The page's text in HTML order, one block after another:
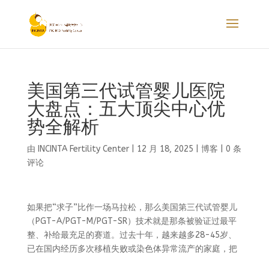
美国第三代试管婴儿医院
大盘点：五大顶尖中心优
势全解析
由 INCINTA Fertility Center| 12 月 18, 2025 博客
0 条
评论
如果把“求子”比作一场马拉松，那么美国第三代试管婴儿
（PGT-A/PGT-M/PGT-SR）技术就是那条被验证过最平
整、补给最充足的赛道。过去十年，越来越多28-45岁、
已在国内经历多次移植失败或染色体异常流产的家庭，把